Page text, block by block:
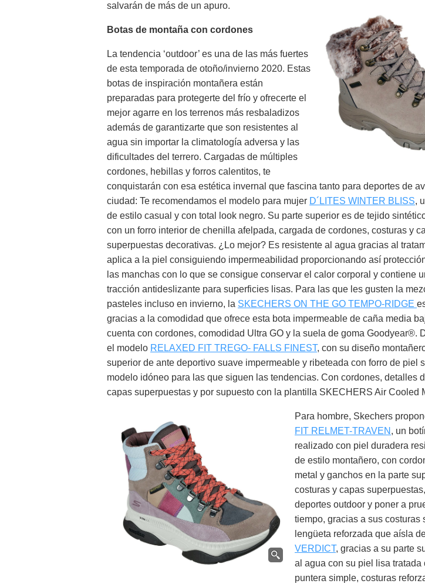
salvarán de más de un apuro.
Botas de montaña con cordones
La tendencia ‘outdoor’ es una de las más fuertes
de esta temporada de otoño/invierno 2020. Estas
botas de inspiración montañera están
preparadas para protegerte del frío y ofrecerte el
mejor agarre en los terrenos más resbaladizos
además de garantizarte que son resistentes al
agua sin importar la climatología adversa y las
dificultades del terrero. Cargadas de múltiples
cordones, hebillas y forros calentitos, te
conquistarán con esa estética invernal que fascina tanto para deportes de
ciudad: Te recomendamos el modelo para mujer D´LITES WINTER BLISS,
de estilo casual y con total look negro. Su parte superior es de tejido
con un forro interior de chenilla afelpada, cargada de cordones, costuras y
superpuestas decorativas. ¿Lo mejor? Es resistente al agua gracias al
aplica a la piel consiguiendo impermeabilidad proporcionando así
las manchas con lo que se consigue conservar el calor corporal y contiene
tracción antideslizante para superficies lisas. Para las que les gusten la
pasteles incluso en invierno, la SKECHERS ON THE GO TEMPO-RIDGE
gracias a la comodidad que ofrece esta bota impermeable de caña media
cuenta con cordones, comodidad Ultra GO y la suela de goma Goodyear®.
el modelo RELAXED FIT TREGO- FALLS FINEST, con su diseño
superior de ante deportivo suave impermeable y ribeteada con forro de piel
modelo idóneo para las que siguen las tendencias. Con cordones, detalles
capas superpuestas y por supuesto con la plantilla SKECHERS Air Cooled
Para hombre, Skechers
FIT RELMET-TRAVEN , un
realizado con piel duradera
de estilo montañero, con
metal y ganchos en la parte
costuras y capas
deportes outdoor y poner a
tiempo, gracias a sus costuras
lengüeta reforzada que aísla
VERDICT, gracias a su parte
al agua con su piel lisa tratada
puntera simple, costuras